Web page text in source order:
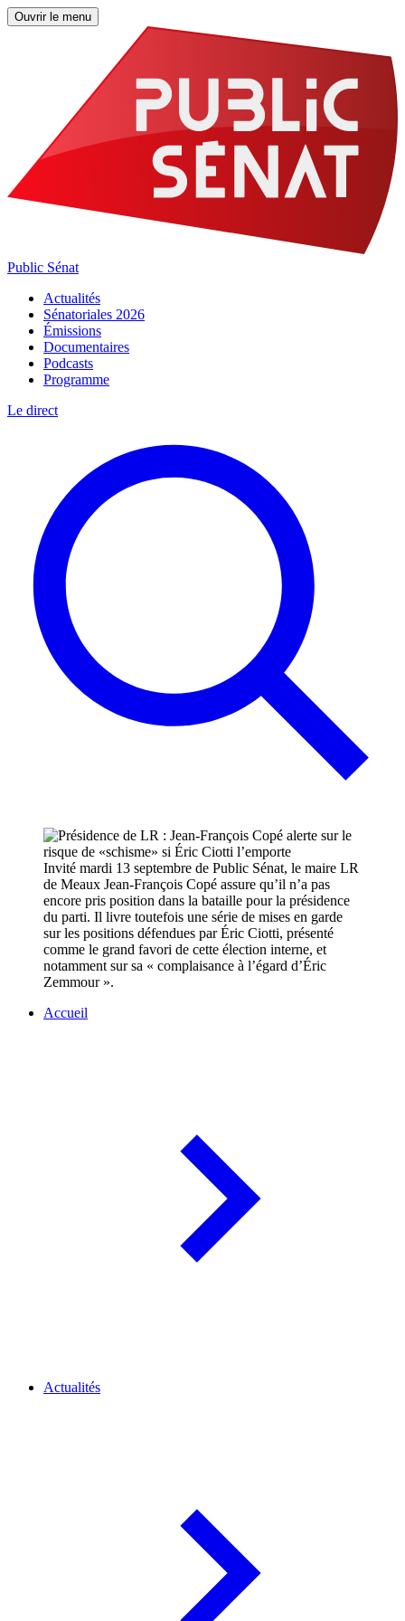
Ouvrir le menu
Public Sénat
Actualités
Sénatoriales 2026
Émissions
Documentaires
Podcasts
Programme
Le direct
Invité mardi 13 septembre de Public Sénat, le maire LR
de Meaux Jean-François Copé assure qu’il n’a pas
encore pris position dans la bataille pour la présidence
du parti. Il livre toutefois une série de mises en garde
sur les positions défendues par Éric Ciotti, présenté
comme le grand favori de cette élection interne, et
notamment sur sa « complaisance à l’égard d’Éric
Zemmour ».
Accueil
Actualités